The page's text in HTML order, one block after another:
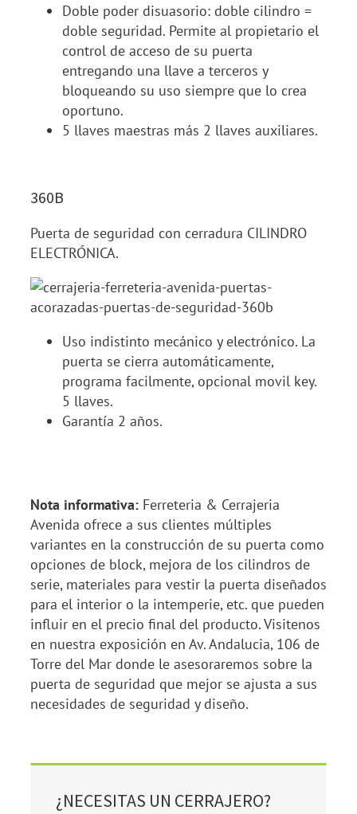
Doble poder disuasorio: doble cilindro =
doble seguridad. Permite al propietario el
control de acceso de su puerta
entregando una llave a terceros y
bloqueando su uso siempre que lo crea
oportuno.
5 llaves maestras más 2 llaves auxiliares.
360B
Puerta de seguridad con cerradura CILINDRO
ELECTRÓNICA.
Uso indistinto mecánico y electrónico. La
puerta se cierra automáticamente,
programa facilmente, opcional movil key.
5 llaves.
Garantía 2 años.
Nota informativa: Ferreteria & Cerrajeria
Avenida ofrece a sus clientes múltiples
variantes en la construcción de su puerta como
opciones de block, mejora de los cilindros de
serie, materiales para vestir la puerta diseñados
para el interior o la intemperie, etc. que pueden
influir en el precio final del producto. Visitenos
en nuestra exposición en Av. Andalucia, 106 de
Torre del Mar donde le asesoraremos sobre la
puerta de seguridad que mejor se ajusta a sus
necesidades de seguridad y diseño.
¿NECESITAS UN CERRAJERO?